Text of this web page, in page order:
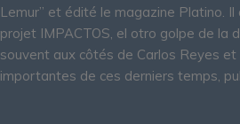
Lemur” et édité le magazine Platino.
projet IMPACTOS, el otro golpe de la
souvent aux côtés de Carlos Reyes
importantes de ces derniers temps,